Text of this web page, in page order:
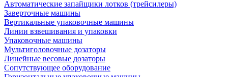
Автоматические запайщики лотков (трейсилеры)
Заверточные машины
Вертикальные упаковочные машины
Линии взвешивания и упаковки
Упаковочные машины
Мультиголовочные дозаторы
Линейные весовые дозаторы
Сопутствующее оборудование